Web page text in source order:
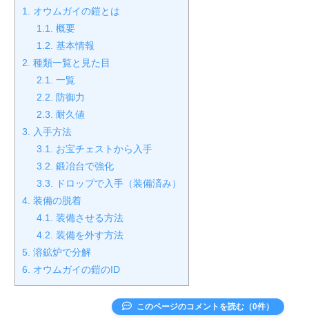
1. オウムガイの鎧とは
1.1. 概要
1.2. 基本情報
2. 種類一覧と見た目
2.1. 一覧
2.2. 防御力
2.3. 耐久値
3. 入手方法
3.1. お宝チェストから入手
3.2. 鍛冶台で強化
3.3. ドロップで入手（装備済み）
4. 装備の脱着
4.1. 装備させる方法
4.2. 装備を外す方法
5. 溶鉱炉で分解
6. オウムガイの鎧のID
このページのコメントを読む（0件）